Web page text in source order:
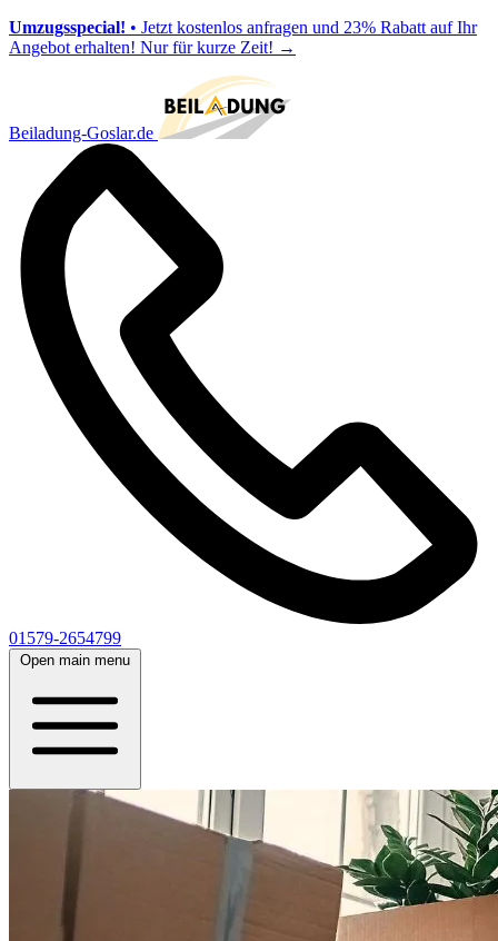
Umzugsspecial! • Jetzt kostenlos anfragen und 23% Rabatt auf Ihr
Angebot erhalten! Nur für kurze Zeit! →
Beiladung-Goslar.de
01579-2654799
Open main menu